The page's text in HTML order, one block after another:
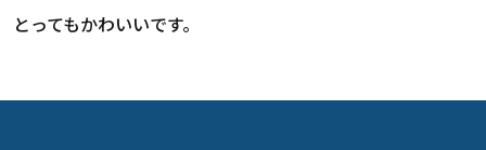
とってもかわいいです。